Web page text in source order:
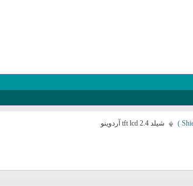
شیلد tft lcd 2.4 آردوینو